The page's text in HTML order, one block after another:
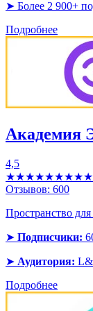
➤ Более 2 900+
Подробнее
Академия
4,5
★★★★★
Отзывов: 600
Пространство
➤ Подписчики:
➤ Аудитория:
Подробнее